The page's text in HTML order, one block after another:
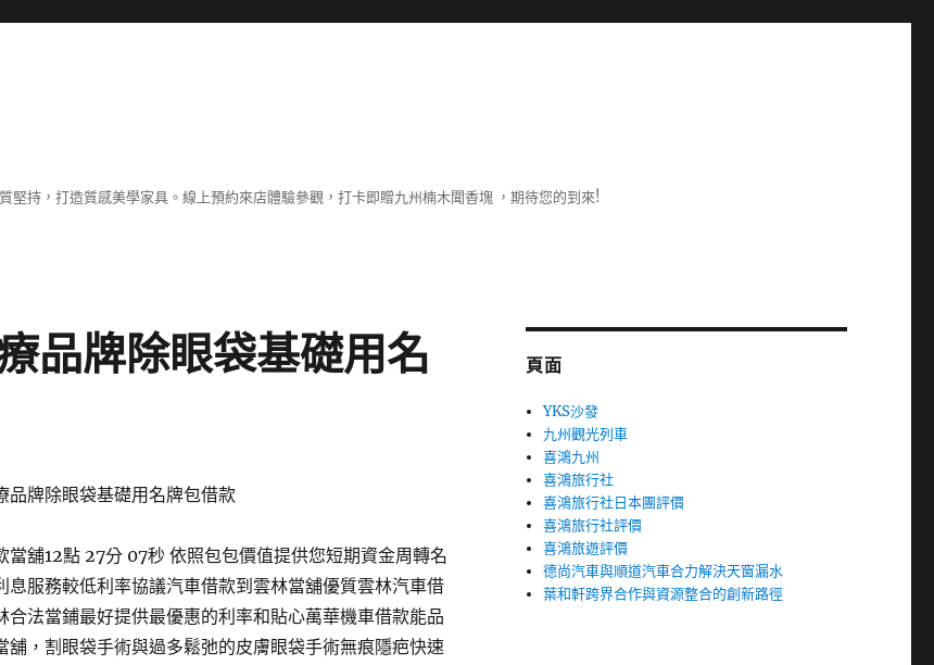
持，打造質感美學家具。線上預約來店體驗參觀，打卡即贈九州楠木聞香塊 ，期待您的到來!
品牌除眼袋基礎用名
品牌除眼袋基礎用名牌包借款
當舖12點 27分 07秒 依照包包價值提供您短期資金周轉名
息服務較低利率協議汽車借款到雲林當舖優質雲林汽車借
合法當鋪最好提供最優惠的利率和貼心萬華機車借款能品
舖，割眼袋手術與過多鬆弛的皮膚眼袋手術無痕隱疤快速
頁面
YKS沙發
九州觀光列車
喜鴻九州
喜鴻旅行社
喜鴻旅行社日本團評價
喜鴻旅行社評價
喜鴻旅遊評價
德尚汽車與順道汽車合力解決天窗漏水
葉和軒跨界合作與資源整合的創新路徑